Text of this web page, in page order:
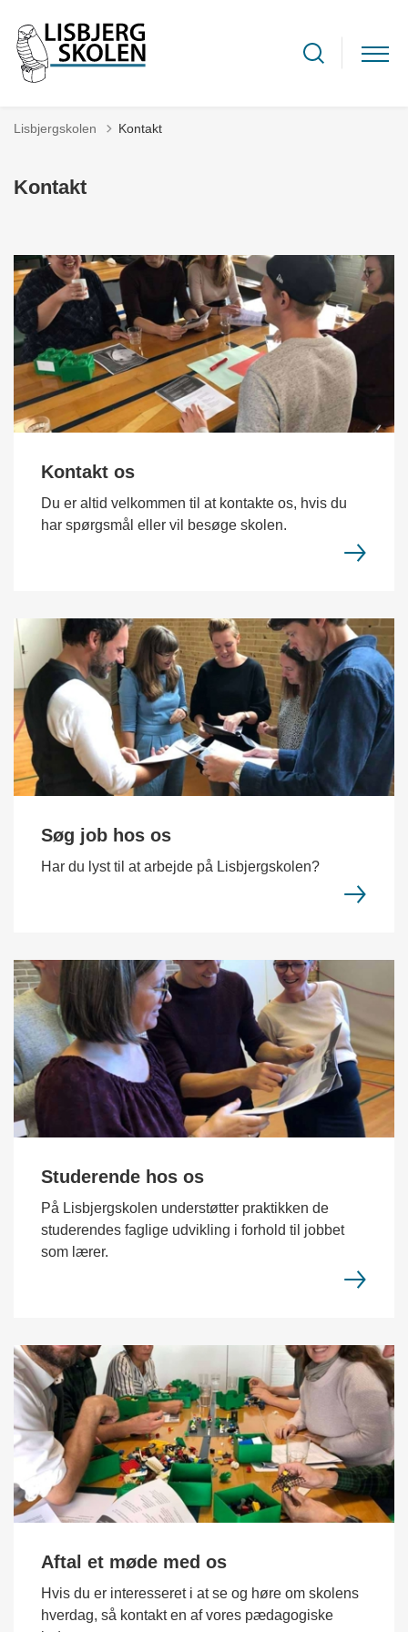
Lisbjergskolen Kontakt
Kontakt
Kontakt os
Du er altid velkommen til at kontakte os, hvis du
har spørgsmål eller vil besøge skolen.
Søg job hos os
Har du lyst til at arbejde på Lisbjergskolen?
Studerende hos os
På Lisbjergskolen understøtter praktikken de
studerendes faglige udvikling i forhold til jobbet
som lærer.
Aftal et møde med os
Hvis du er interesseret i at se og høre om skolens
hverdag, så kontakt en af vores pædagogiske